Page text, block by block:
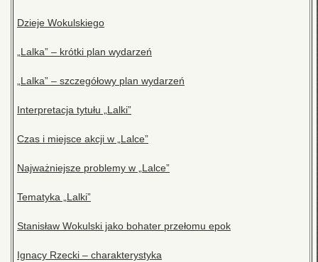
Dzieje Wokulskiego
„Lalka” – krótki plan wydarzeń
„Lalka” – szczegółowy plan wydarzeń
Interpretacja tytułu „Lalki”
Czas i miejsce akcji w „Lalce”
Najważniejsze problemy w „Lalce”
Tematyka „Lalki”
Stanisław Wokulski jako bohater przełomu epok
Ignacy Rzecki – charakterystyka